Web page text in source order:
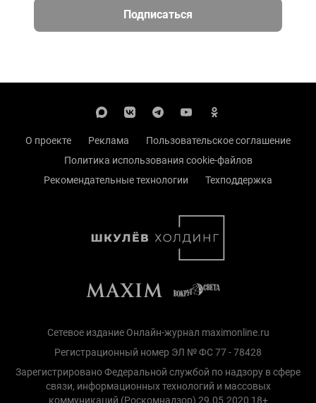
Подписаться
О проекте Реклама
Пользовательское соглашение
Политика использования cookie-файлов
Рекомендательные технологии
Техподдержка
Сетевое издание Онлайн-журнал maximonline.ru
Регистрационный номер ЭЛ № ФС 77 - 78428
Зарегистрировано Федеральной службой по надзору в сфере
связи, информационных технологий и массовых
коммуникаций (Роскомнадзор) 29.05.2020 18+